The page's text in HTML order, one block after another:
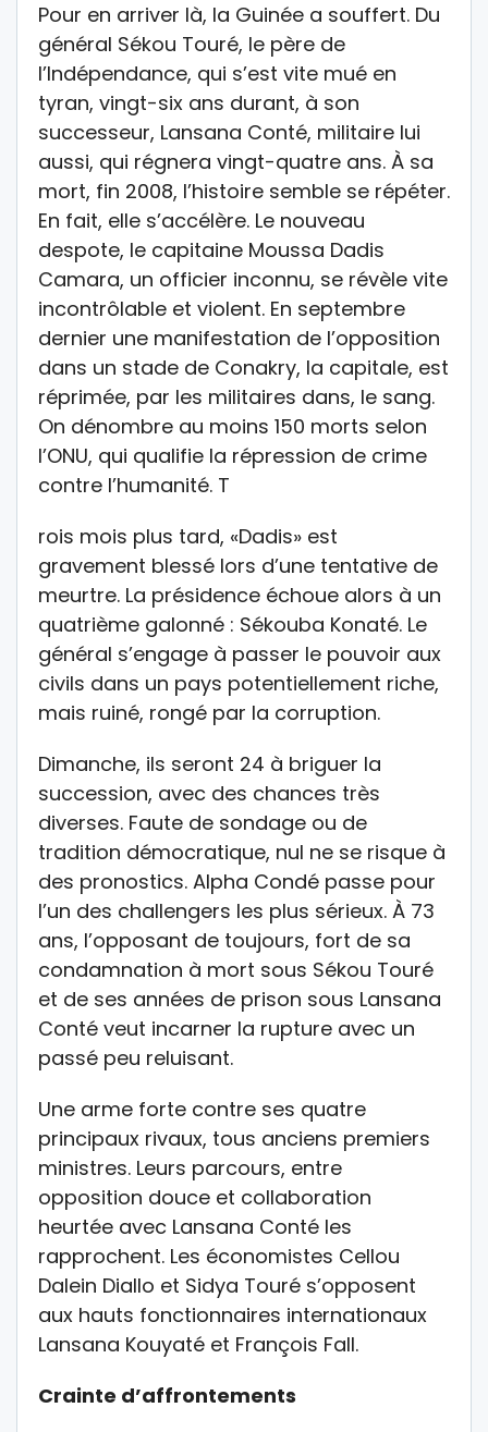
Pour en arriver là, la Guinée a souffert. Du
général Sékou Touré, le père de
l’Indépendance, qui s’est vite mué en
tyran, vingt-six ans durant, à son
successeur, Lansana Conté, militaire lui
aussi, qui régnera vingt-quatre ans. À sa
mort, fin 2008, l’histoire semble se répéter.
En fait, elle s’accélère. Le nouveau
despote, le capitaine Moussa Dadis
Camara, un officier inconnu, se révèle vite
incontrôlable et violent. En septembre
dernier une manifestation de l’opposition
dans un stade de Conakry, la capitale, est
réprimée, par les militaires dans, le sang.
On dénombre au moins 150 morts selon
l’ONU, qui qualifie la répression de crime
contre l’humanité. T
rois mois plus tard, «Dadis» est
gravement blessé lors d’une tentative de
meurtre. La présidence échoue alors à un
quatrième galonné : Sékouba Konaté. Le
général s’engage à passer le pouvoir aux
civils dans un pays potentiellement riche,
mais ruiné, rongé par la corruption.
Dimanche, ils seront 24 à briguer la
succession, avec des chances très
diverses. Faute de sondage ou de
tradition démocratique, nul ne se risque à
des pronostics. Alpha Condé passe pour
l’un des challengers les plus sérieux. À 73
ans, l’opposant de toujours, fort de sa
condamnation à mort sous Sékou Touré
et de ses années de prison sous Lansana
Conté veut incarner la rupture avec un
passé peu reluisant.
Une arme forte contre ses quatre
principaux rivaux, tous anciens premiers
ministres. Leurs parcours, entre
opposition douce et collaboration
heurtée avec Lansana Conté les
rapprochent. Les économistes Cellou
Dalein Diallo et Sidya Touré s’opposent
aux hauts fonctionnaires internationaux
Lansana Kouyaté et François Fall.
Crainte d’affrontements